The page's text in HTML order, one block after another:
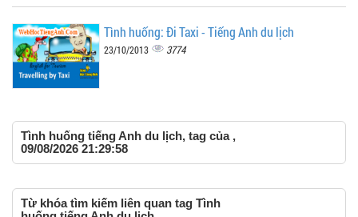
Tình huống: Đi Taxi - Tiếng Anh du lịch
23/10/2013 3774
Tình huống tiếng Anh du lịch, tag của ,
09/08/2026 21:29:58
Từ khóa tìm kiếm liên quan tag Tình